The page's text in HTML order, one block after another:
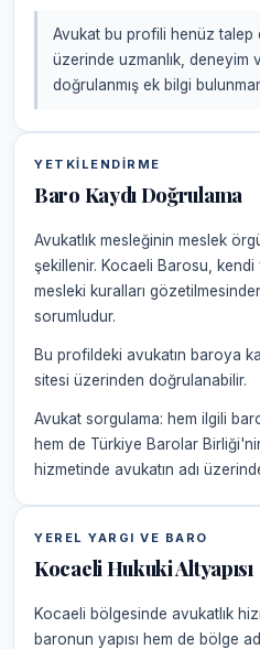
Avukat bu profili henüz talep
üzerinde uzmanlık, deneyim
doğrulanmış ek bilgi
YETKILENDIRME
Baro Kaydı Doğrulama
Avukatlık mesleğinin meslek
şekillenir. Kocaeli Barosu, kendi
mesleki kuralları
sorumludur.
Bu profildeki avukatın baroya
sitesi üzerinden doğrulanabilir.
Avukat sorgulama: hem ilgili
hem de Türkiye Barolar
hizmetinde avukatın adı
YEREL YARGI VE BARO
Kocaeli Hukuki Altyapısı
Kocaeli bölgesinde avukatlık
baronun yapısı hem de bölge